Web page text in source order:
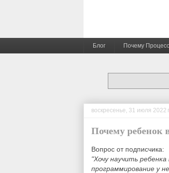
Блог Почему
воскресенье, 31 июля 2022 г.
Почему ребенок
Вопрос от подписчика:
"Хочу научить
программирование у